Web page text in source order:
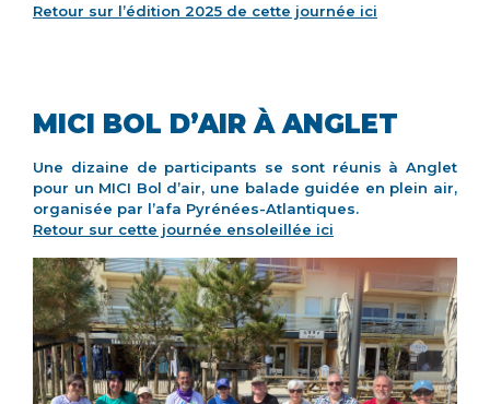
Retour sur l’édition 2025 de cette journée ici
MICI BOL D’AIR À ANGLET
Une dizaine de participants se sont réunis à Anglet
pour un MICI Bol d’air, une balade guidée en plein air,
organisée par l’afa Pyrénées-Atlantiques.
Retour sur cette journée ensoleillée ici